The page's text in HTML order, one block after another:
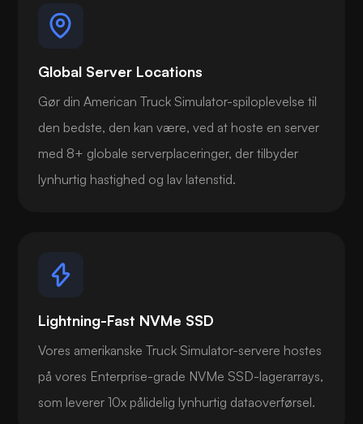
Global Server Locations
Gør din American Truck Simulator-spiloplevelse til
den bedste, den kan være, ved at hoste en server
med 8+ globale serverplaceringer, der tilbyder
lynhurtig hastighed og lav latenstid.
Lightning-Fast NVMe SSD
Vores amerikanske Truck Simulator-servere hostes
på vores Enterprise-grade NVMe SSD-lagerarrays,
som leverer 10x pålidelig lynhurtig dataoverførsel.